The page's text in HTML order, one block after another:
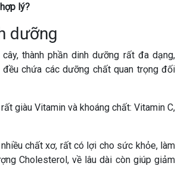
lý?
dưỡng
thành phần dinh dưỡng rất đa dạng,
đều chứa các dưỡng chất quan trọng đối
giàu Vitamin và khoáng chất: Vitamin C,
chất xơ, rất có lợi cho sức khỏe, làm
Cholesterol, về lâu dài còn giúp giảm